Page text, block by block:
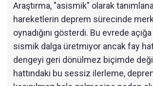
Araştırma, "asismik" olarak
hareketlerin deprem sürecinde
oynadığını gösterdi. Bu evrede
sismik dalga üretmiyor ancak fay
dengeyi geri dönülmez biçimde
hattındaki bu sessiz ilerleme,